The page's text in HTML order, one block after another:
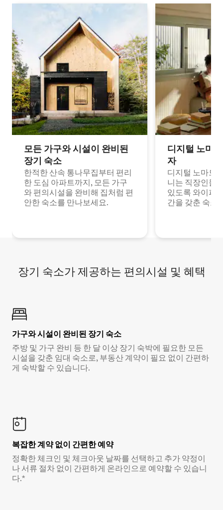
모든 가구와 시설이 완비된
장기 숙소
한적한 산속 통나무집부터 편리
한 도심 아파트까지, 모든 가구
와 편의시설을 완비해 집처럼 편
안한 숙소를 만나보세요.
디지털 노마
자
디지털 노마드
니는 직장인들
있도록 와이파
간을 갖춘 숙소
장기 숙소가 제공하는 편의시설 및 혜택
가구와 시설이 완비된 장기 숙소
주방 및 가구 완비 등 한 달 이상 장기 숙박에 필요한 모든
시설을 갖춘 임대 숙소로, 부동산 계약이 필요 없이 간편하
게 숙박할 수 있습니다.
복잡한 계약 없이 간편한 예약
정확한 체크인 및 체크아웃 날짜를 선택하고 추가 약정이
나 서류 절차 없이 간편하게 온라인으로 예약할 수 있습니
다.*